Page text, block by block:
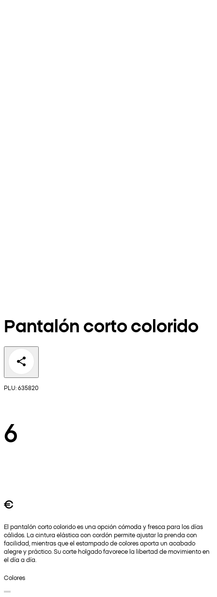
Pantalón corto colorido
PLU: 635820
6
€
El pantalón corto colorido es una opción cómoda y fresca para los días
cálidos. La cintura elástica con cordón permite ajustar la prenda con
facilidad, mientras que el estampado de colores aporta un acabado
alegre y práctico. Su corte holgado favorece la libertad de movimiento en
el día a día.
Colores